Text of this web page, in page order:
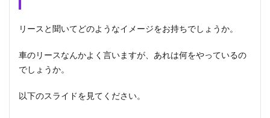
リースと聞いてどのようなイメージをお持ちでしょうか。
車のリースなんかよく言いますが、あれは何をやっているの
でしょうか。
以下のスライドを見てください。